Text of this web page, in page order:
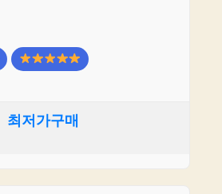
최저가구매